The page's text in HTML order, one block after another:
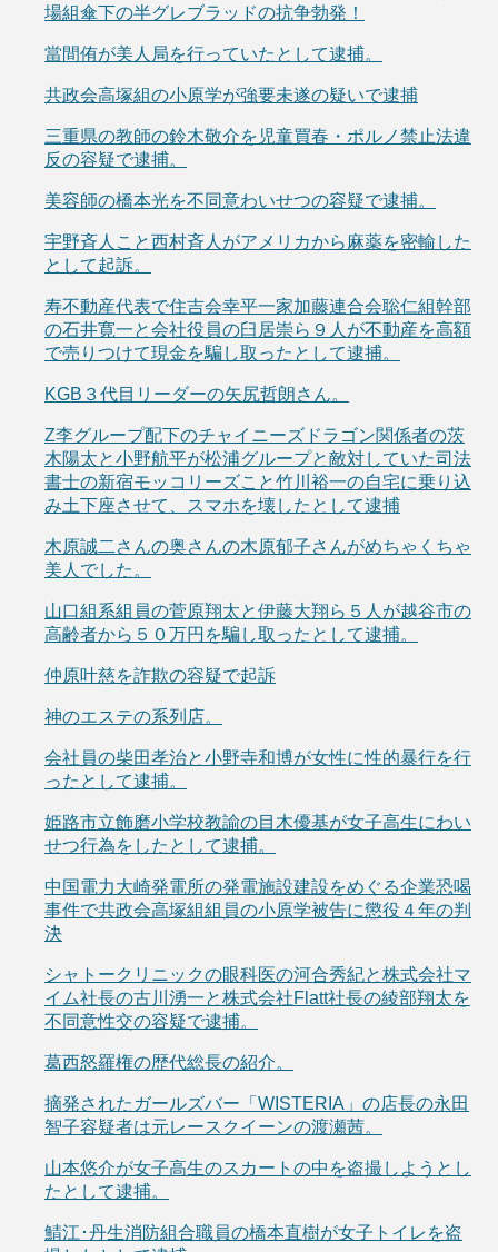
場組傘下の半グレブラッドの抗争勃発！
當間侑が美人局を行っていたとして逮捕。
共政会高塚組の小原学が強要未遂の疑いで逮捕
三重県の教師の鈴木敬介を児童買春・ポルノ禁止法違
反の容疑で逮捕。
美容師の橋本光を不同意わいせつの容疑で逮捕。
宇野斉人こと西村斉人がアメリカから麻薬を密輸した
として起訴。
寿不動産代表で住吉会幸平一家加藤連合会聡仁組幹部
の石井寛一と会社役員の臼居崇ら９人が不動産を高額
で売りつけて現金を騙し取ったとして逮捕。
KGB３代目リーダーの矢尻哲朗さん。
Z李グループ配下のチャイニーズドラゴン関係者の茨
木陽太と小野航平が松浦グループと敵対していた司法
書士の新宿モッコリーズこと竹川裕一の自宅に乗り込
み土下座させて、スマホを壊したとして逮捕
木原誠二さんの奥さんの木原郁子さんがめちゃくちゃ
美人でした。
山口組系組員の菅原翔太と伊藤大翔ら５人が越谷市の
高齢者から５０万円を騙し取ったとして逮捕。
仲原叶慈を詐欺の容疑で起訴
神のエステの系列店。
会社員の柴田孝治と小野寺和博が女性に性的暴行を行
ったとして逮捕。
姫路市立飾磨小学校教諭の目木優基が女子高生にわい
せつ行為をしたとして逮捕。
中国電力大崎発電所の発電施設建設をめぐる企業恐喝
事件で共政会高塚組組員の小原学被告に懲役４年の判
決
シャトークリニックの眼科医の河合秀紀と株式会社マ
イム社長の古川湧一と株式会社Flatt社長の綾部翔太を
不同意性交の容疑で逮捕。
葛西怒羅権の歴代総長の紹介。
摘発されたガールズバー「WISTERIA」の店長の永田
智子容疑者は元レースクイーンの渡瀬茜。
山本悠介が女子高生のスカートの中を盗撮しようとし
たとして逮捕。
鯖江･丹生消防組合職員の橋本直樹が女子トイレを盗